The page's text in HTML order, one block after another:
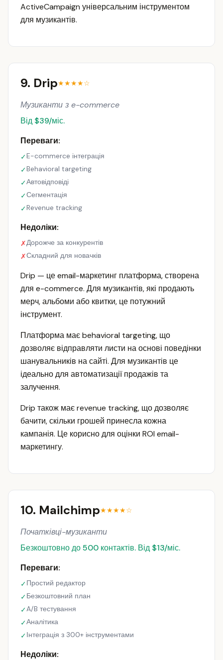
ActiveCampaign універсальним інструментом
для музикантів.
9. Drip★★★★☆
Музиканти з e-commerce
Від $39/міс.
Переваги:
✓E-commerce інтеграція
✓Behavioral targeting
✓Автовідповіді
✓Сегментація
✓Revenue tracking
Недоліки:
✗Дорожче за конкурентів
✗Складний для новачків
Drip — це email-маркетинг платформа, створена
для e-commerce. Для музикантів, які продають
мерч, альбоми або квитки, це потужний
інструмент.
Платформа має behavioral targeting, що
дозволяє відправляти листи на основі поведінки
шанувальників на сайті. Для музикантів це
ідеально для автоматизації продажів та
залучення.
Drip також має revenue tracking, що дозволяє
бачити, скільки грошей принесла кожна
кампанія. Це корисно для оцінки ROI email-
маркетингу.
10. Mailchimp★★★★☆
Початківці-музиканти
Безкоштовно до 500 контактів. Від $13/міс.
Переваги:
✓Простий редактор
✓Безкоштовний план
✓A/B тестування
✓Аналітика
✓Інтеграція з 300+ інструментами
Недоліки: